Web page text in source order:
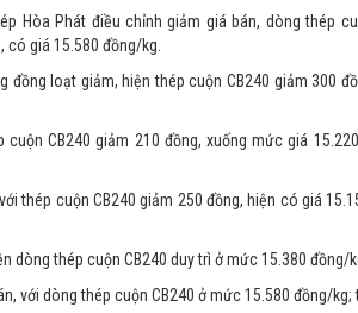
Hòa Phát điều chỉnh giảm giá bán, dòng thép
có giá 15.580 đồng/kg.
đồng loạt giảm, hiện thép cuộn CB240 giảm 300
CB240 giảm 210 đồng, xuống mức giá
thép cuộn CB240 giảm 250 đồng, hiện có giá
dòng thép cuộn CB240 duy trì ở mức 15.380 đồng/
với dòng thép cuộn CB240 ở mức 15.580 đồng/